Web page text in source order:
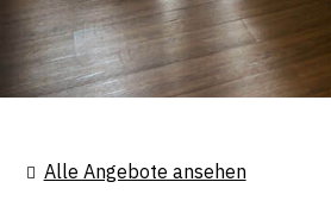
Alle Angebote ansehen